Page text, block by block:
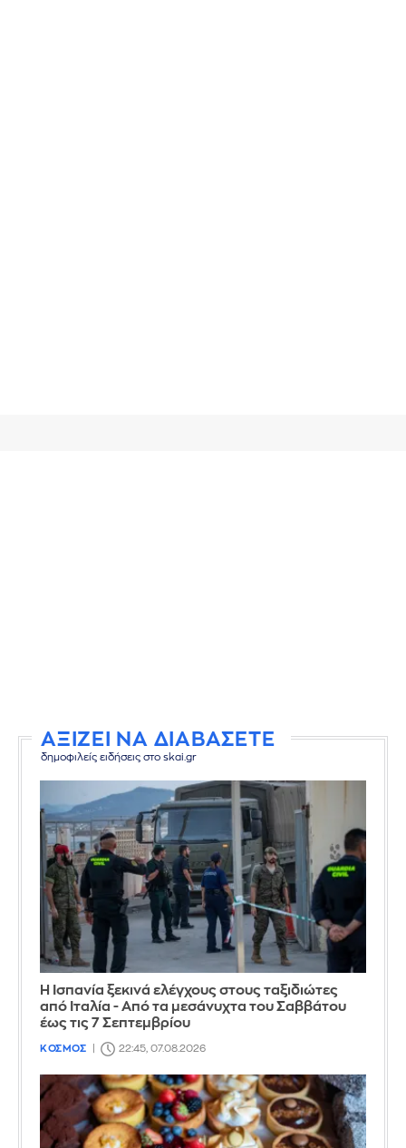
ΑΞΙΖΕΙ ΝΑ ΔΙΑΒΑΣΕΤΕ
δημοφιλείς ειδήσεις στο skai.gr
Η Ισπανία ξεκινά ελέγχους στους ταξιδιώτες
από Ιταλία - Από τα μεσάνυχτα του Σαββάτου
έως τις 7 Σεπτεμβρίου
ΚΟΣΜΟΣ 22:45, 07.08.2026